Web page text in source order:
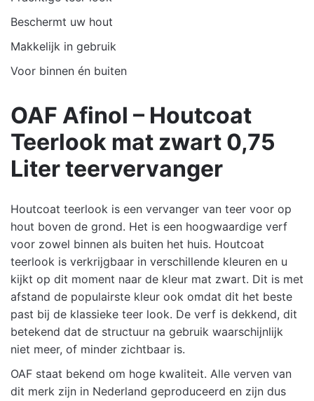
Beschermt uw hout
Makkelijk in gebruik
Voor binnen én buiten
OAF Afinol – Houtcoat
Teerlook mat zwart 0,75
Liter teervervanger
Houtcoat teerlook is een vervanger van teer voor op
hout boven de grond. Het is een hoogwaardige verf
voor zowel binnen als buiten het huis. Houtcoat
teerlook is verkrijgbaar in verschillende kleuren en u
kijkt op dit moment naar de kleur mat zwart. Dit is met
afstand de populairste kleur ook omdat dit het beste
past bij de klassieke teer look. De verf is dekkend, dit
betekend dat de structuur na gebruik waarschijnlijk
niet meer, of minder zichtbaar is.
OAF staat bekend om hoge kwaliteit. Alle verven van
dit merk zijn in Nederland geproduceerd en zijn dus